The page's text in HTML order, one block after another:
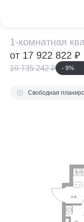
1-
1-комнатная
от 17 922 822 ₽
19 735 242 ₽ - 9%
6.41
Свободная